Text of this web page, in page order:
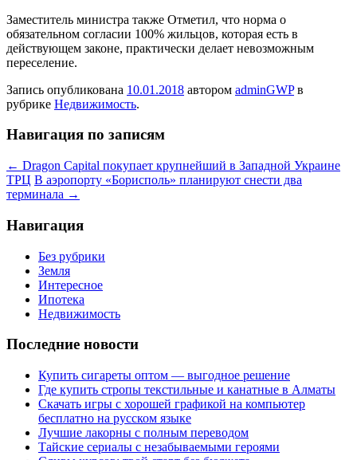
Заместитель министра также Отметил, что норма о
обязательном согласии 100% жильцов, которая есть в
действующем законе, практически делает невозможным
переселение.
Запись опубликована 10.01.2018 автором adminGWPв
рубрике Недвижимость.
Навигация по записям
← Dragon Capital покупает крупнейший в Западной Украине
ТРЦ В аэропорту «Борисполь» планируют снести два
терминала →
Навигация
Без рубрики
Земля
Интересное
Ипотека
Недвижимость
Последние новости
Купить сигареты оптом — выгодное решение
Где купить стропы текстильные и канатные в Алматы
Скачать игры с хорошей графикой на компьютер
бесплатно на русском языке
Лучшие лакорны с полным переводом
Тайские сериалы с незабываемыми героями